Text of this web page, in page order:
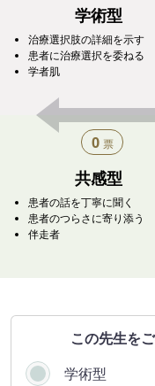
学術型
治療選択肢の詳細を示す
患者に治療選択を委ねる
学者肌
0 票
共感型
患者の話を丁寧に聞く
患者のつらさに寄り添う
伴走者
この​先生を​
学術型